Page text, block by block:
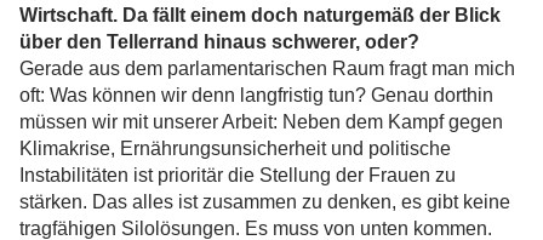
Wirtschaft. Da fällt einem doch naturgemäß der Blick
über den Tellerrand hinaus schwerer, oder?
Gerade aus dem parlamentarischen Raum fragt man mich
oft: Was können wir denn langfristig tun? Genau dorthin
müssen wir mit unserer Arbeit: Neben dem Kampf gegen
Klimakrise, Ernährungsunsicherheit und politische
Instabilitäten ist prioritär die Stellung der Frauen zu
stärken. Das alles ist zusammen zu denken, es gibt keine
tragfähigen Silolösungen. Es muss von unten kommen.